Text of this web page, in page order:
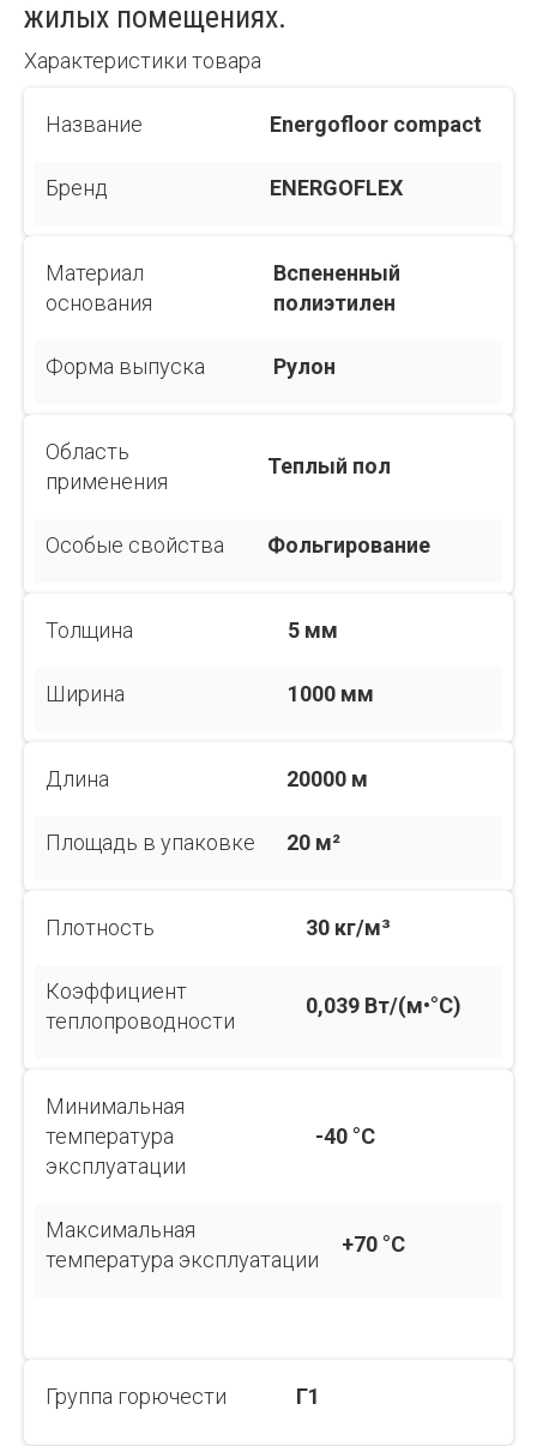
жилых помещениях.
Характеристики товара
Название Energofloor compact
Бренд ENERGOFLEX
Материал
основания
Вспененный
полиэтилен
Форма выпуска Рулон
Область
применения
Теплый пол
Особые свойства Фольгирование
Толщина 5 мм
Ширина 1000 мм
Длина 20000 м
Площадь в упаковке 20 м²
Плотность 30 кг/м³
Коэффициент
теплопроводности
0,039 Вт/(м•°С)
Минимальная
температура
эксплуатации
-40 °C
Максимальная
температура эксплуатации
+70 °C
Группа горючести Г1